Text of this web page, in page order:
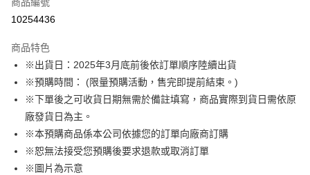
超商取貨付款
Apple Pay
悠遊付
Google Pay
ATM付款
貨到付款
10254436
商品特色
※出貨日：2025年3月底前後依訂單順序陸續出貨
※預購時間： (限量預購活動，售完即提前結束。)
※下單後之可收貨日期無需於備註填寫，商品實際到貨日需依原
廠發貨日為主。
※本預購商品係本公司依據您的訂單向廠商訂購
※恕無法接受您預購後要求退款或取消訂單
※圖片為示意